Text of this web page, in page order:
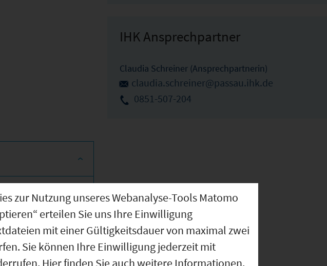
IHK Ansprechpartner
Claudia Schreiner (Ansprechpartnerin)
claudia.schreiner@passau.ihk.de
0851-507-204
zur Nutzung unseres Webanalyse-Tools Matomo
erteilen Sie uns Ihre Einwilligung
mit einer Gültigkeitsdauer von maximal zwei
Sie können Ihre Einwilligung jederzeit mit
Hier finden Sie auch weitere Informationen.